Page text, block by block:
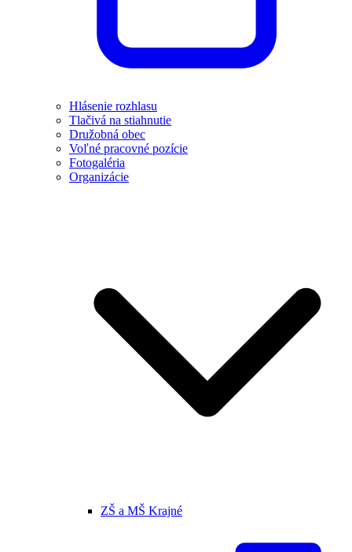
Hlásenie rozhlasu
Tlačivá na stiahnutie
Družobná obec
Voľné pracovné pozície
Fotogaléria
Organizácie
ZŠ a MŠ Krajné